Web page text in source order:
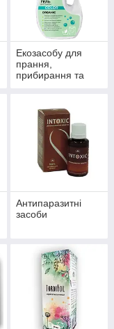
Екозасобу для
прання,
прибирання та
Антипаразитні
засоби